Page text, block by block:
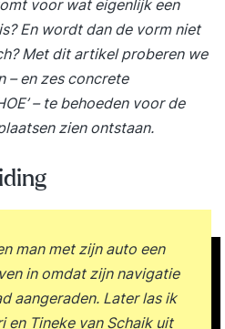
voor wat eigenlijk een
En wordt dan de vorm niet
Met dit artikel proberen we
– en zes concrete
– te behoeden voor de
zien ontstaan.
man met zijn auto een
in omdat zijn navigatie
aangeraden. Later las ik
en Tineke van Schaik uit